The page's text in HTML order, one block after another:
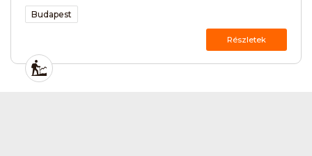
Budapest
Részletek